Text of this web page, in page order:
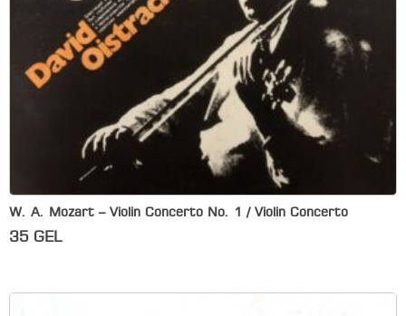
W. A. Mozart – Violin Concerto No. 1 / Violin Concerto
35 GEL